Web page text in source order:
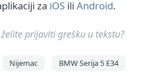
za iOS ili Android.
prijaviti grešku u tekstu?
Nijemac BMW Serija 5 E34